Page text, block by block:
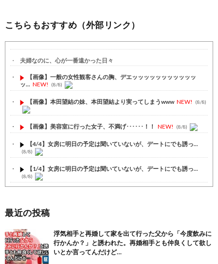
こちらもおすすめ（外部リンク）
夫婦なのに、心が一番遠かった日々
【画像】一般の女性観客さんの胸、デエッッッッッッッッッッッ
ッ... NEW! (8/8)
【画像】本田望結の妹、本田望結より実ってしまうwww NEW! (8/8)
【画像】美容室に行った女子、不満げ･･････！！ NEW! (8/8)
【4/4】女房に明日の予定は聞いていないが、デートにでも誘っ...
(8/8)
【1/4】女房に明日の予定は聞いていないが、デートにでも誘っ...
(8/8)
【注目】熊本地震、28人死亡（30日午前6:30時点）
舌を絡ませて、唾液交換して── ちゅっちゅしながらの濃厚エッ...
(7/30)
【パリピ孔明】アニオリ場面も高評価「パリピ」続編への期待が高...
最近の投稿
浮気相手と再婚して家を出て行った父から「今度飲みに
行かんか？」と誘われた。再婚相手とも仲良くして欲し
いとか言ってんだけど…